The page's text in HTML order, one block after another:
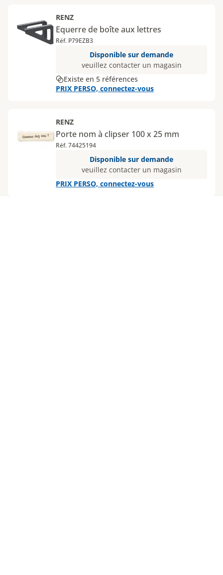
RENZ
Equerre de boîte aux lettres
Réf. P79EZB3
Disponible sur demande
veuillez contacter un magasin
Existe en 5 références
PRIX PERSO, connectez-vous
RENZ
Porte nom à clipser 100 x 25 mm
Réf. 74425194
Disponible sur demande
veuillez contacter un magasin
PRIX PERSO, connectez-vous